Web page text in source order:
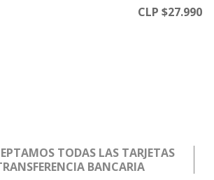
$27.990
TODAS LAS TARJETAS
BANCARIA